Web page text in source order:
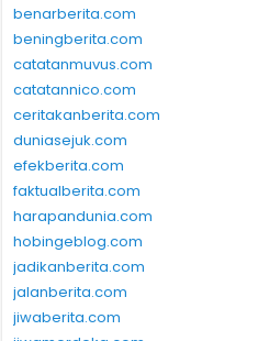
benarberita.com
beningberita.com
catatanmuvus.com
catatannico.com
ceritakanberita.com
duniasejuk.com
efekberita.com
faktualberita.com
harapandunia.com
hobingeblog.com
jadikanberita.com
jalanberita.com
jiwaberita.com